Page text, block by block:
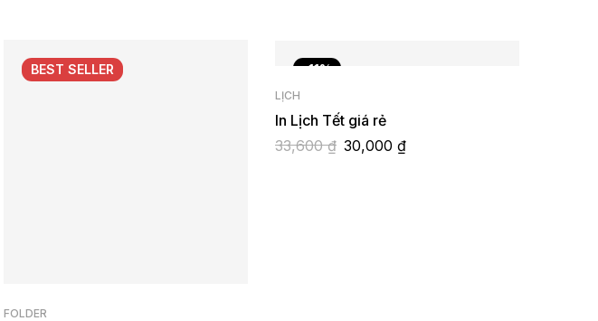
BEST SELLER
FOLDER
-11%
LỊCH
In Lịch Tết giá rẻ
33,600₫ 30,000 ₫